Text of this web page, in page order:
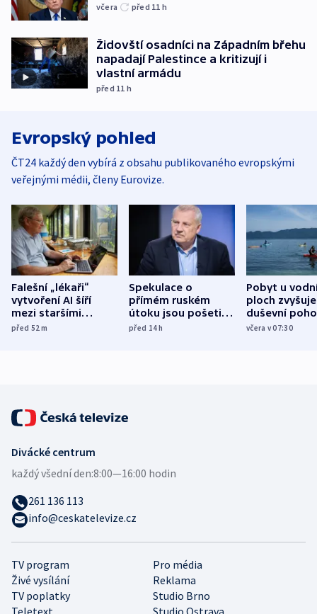
včera před 11 h
Židovští osadníci na Západním břehu
napadají Palestince a kritizují i
vlastní armádu
před 11 h
Evropský pohled
ČT24 každý den vybírá z obsahu publikovaného evropskými
veřejnými médii, členy Eurovize.
Falešní „lékaři“
vytvoření AI šíří
mezi staršími
Poláky nebezpečné
před 52m
Spekulace o
přímém ruském
útoku jsou pošetilé,
míní estonský
před 14h
Pobyt u
ploch zvyšuje
duševní
ukázala
včera v 07:30
TV program
Pro média
Živé vysílání
Reklama
TV poplatky
Studio Brno
Divácké centrum
každý všední den:8:00—16:00 hodin
261 136 113
info@ceskatelevize.cz